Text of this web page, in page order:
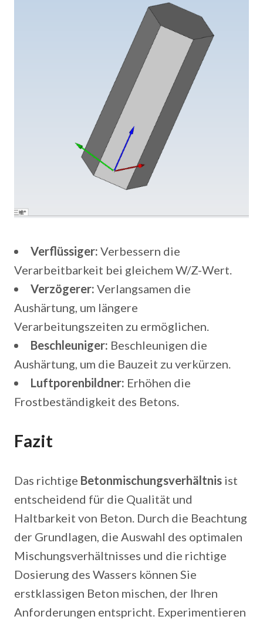
Verflüssiger: Verbessern die
Verarbeitbarkeit bei gleichem W/Z-Wert.
Verzögerer: Verlangsamen die
Aushärtung, um längere
Verarbeitungszeiten zu ermöglichen.
Beschleuniger: Beschleunigen die
Aushärtung, um die Bauzeit zu verkürzen.
Luftporenbildner: Erhöhen die
Frostbeständigkeit des Betons.
Fazit
Das richtige Betonmischungsverhältnis ist
entscheidend für die Qualität und
Haltbarkeit von Beton. Durch die Beachtung
der Grundlagen, die Auswahl des optimalen
Mischungsverhältnisses und die richtige
Dosierung des Wassers können Sie
erstklassigen Beton mischen, der Ihren
Anforderungen entspricht. Experimentieren